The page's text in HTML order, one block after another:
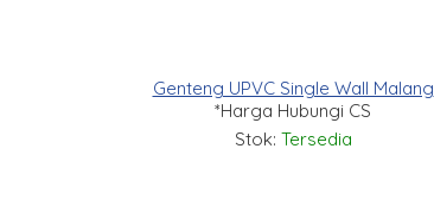
Genteng UPVC Single Wall Malang
*Harga Hubungi CS
Stok: Tersedia